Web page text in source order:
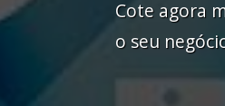
Cote agora
o seu